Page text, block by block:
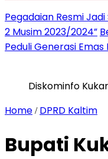
Pegadaian Resmi
2 Musim 2023/2024”
Peduli Generasi
Diskominfo
Home / DPRD Kaltim
Bupati